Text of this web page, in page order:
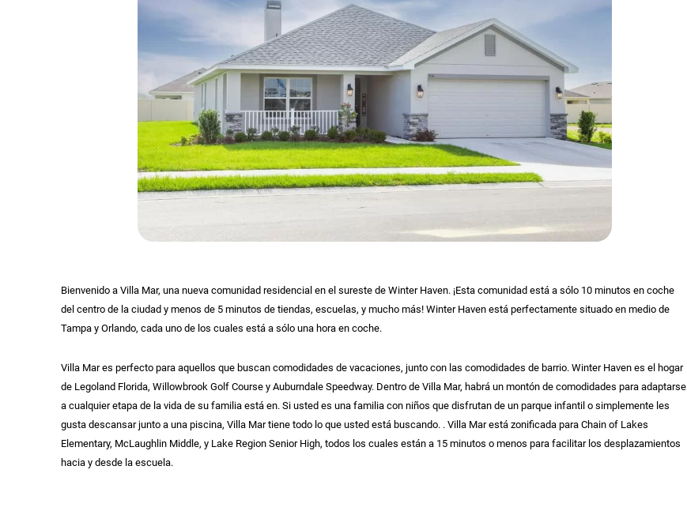
Bienvenido a Villa Mar, una nueva comunidad residencial en el sureste de Winter Haven. ¡Esta comunidad está a sólo 10 minutos en coche
del centro de la ciudad y menos de 5 minutos de tiendas, escuelas, y mucho más! Winter Haven está perfectamente situado en medio de
Tampa y Orlando, cada uno de los cuales está a sólo una hora en coche.
Villa Mar es perfecto para aquellos que buscan comodidades de vacaciones, junto con las comodidades de barrio. Winter Haven es el hogar
de Legoland Florida, Willowbrook Golf Course y Auburndale Speedway. Dentro de Villa Mar, habrá un montón de comodidades para adaptarse
a cualquier etapa de la vida de su familia está en. Si usted es una familia con niños que disfrutan de un parque infantil o simplemente les
gusta descansar junto a una piscina, Villa Mar tiene todo lo que usted está buscando. . Villa Mar está zonificada para Chain of Lakes
Elementary, McLaughlin Middle, y Lake Region Senior High, todos los cuales están a 15 minutos o menos para facilitar los desplazamientos
hacia y desde la escuela.